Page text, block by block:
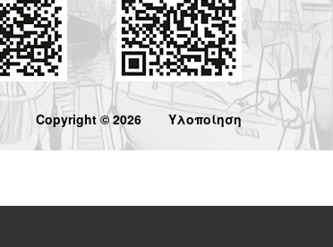
Copyright © 2026 Υλοποίηση